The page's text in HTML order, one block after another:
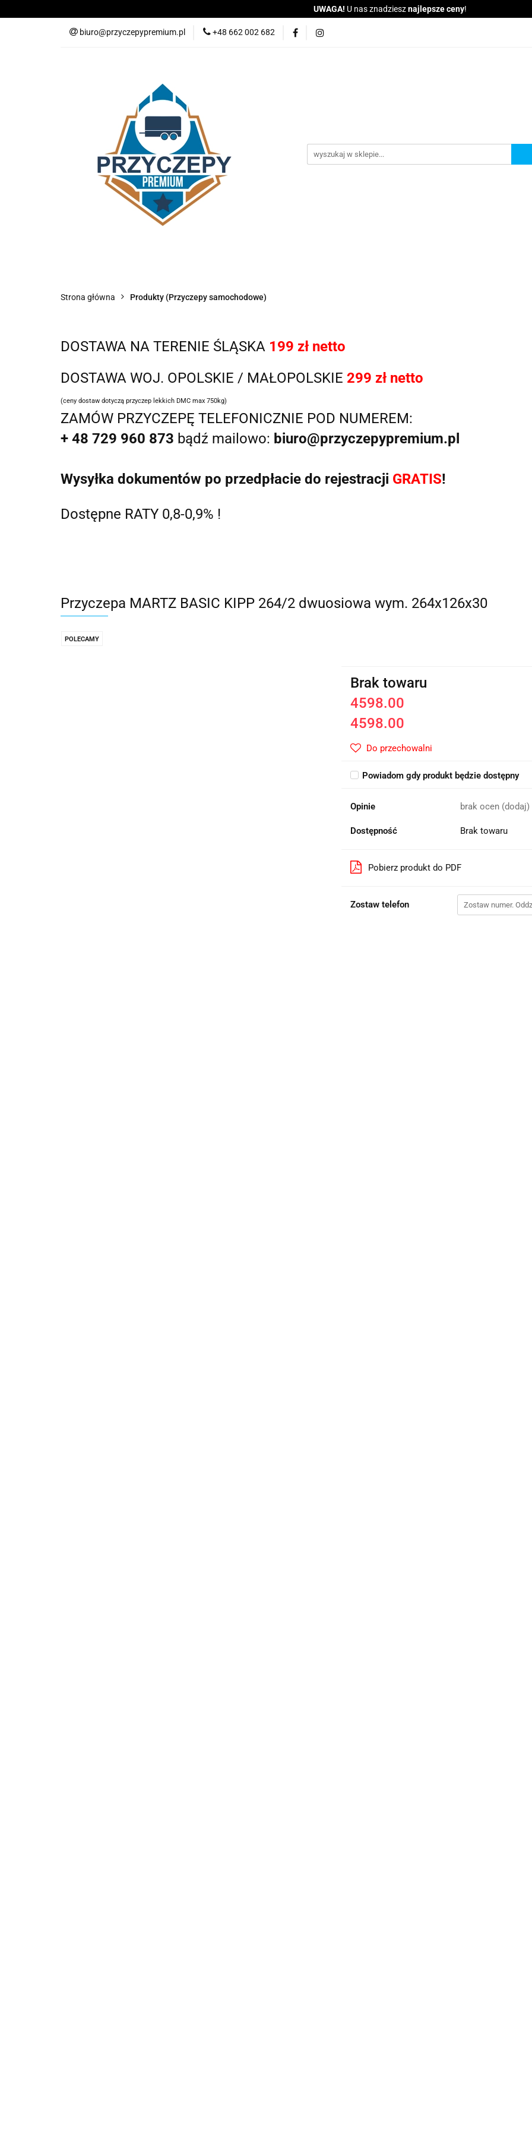
UWAGA! U nas znadziesznajlepsze ceny!
biuro@przyczepypremium.pl +48 662 002 682
PRZYCZEPY BAGAŻNIKI
Strona główna Produkty (Przyczepy samochodowe)
DOSTAWA NA TERENIE ŚLĄSKA 199 zł netto
DOSTAWA WOJ. OPOLSKIE / MAŁOPOLSKIE 299 zł netto
(ceny dostaw dotyczą przyczep lekkich DMC max 750kg)
ZAMÓW PRZYCZEPĘ TELEFONICZNIE POD NUMEREM:
+ 48 729 960 873 bądź mailowo: biuro@przyczepypremium.pl
Wysyłka dokumentów po przedpłacie do rejestracji GRATIS!
Dostępne RATY 0,8-0,9% !
Przyczepa MARTZ BASIC KIPP 264/2 dwuosiowa wym. 264x126x30
POLECAMY
Brak towaru
4598.00
4598.00
Do przechowalni
Powiadom gdy produkt będzie dostępny
Opinie brak ocen (dodaj)
Dostępność Brak towaru
Pobierz produkt do PDF
Zostaw telefon